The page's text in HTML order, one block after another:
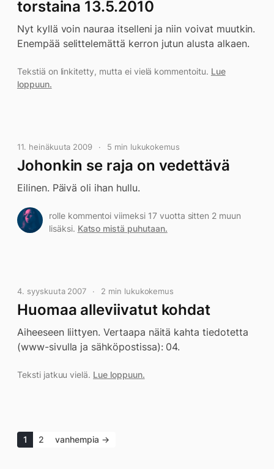
torstaina 13.5.2010
Nyt kyllä voin nauraa itselleni ja niin voivat muutkin.
Enempää selittelemättä kerron jutun alusta alkaen.
Tekstiä on linkitetty, mutta ei vielä kommentoitu. Lue
loppuun.
11. heinäkuuta 2009 5 min lukukokemus
Johonkin se raja on vedettävä
Eilinen. Päivä oli ihan hullu.
rolle kommentoi viimeksi 17 vuotta sitten 2 muun
lisäksi. Katso mistä puhutaan.
4. syyskuuta 2007 2 min lukukokemus
Huomaa alleviivatut kohdat
Aiheeseen liittyen. Vertaapa näitä kahta tiedotetta
(www-sivulla ja sähköpostissa): 04.
Teksti jatkuu vielä. Lue loppuun.
1 2 vanhempia →